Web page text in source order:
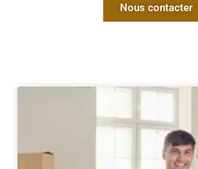
Nous contacter